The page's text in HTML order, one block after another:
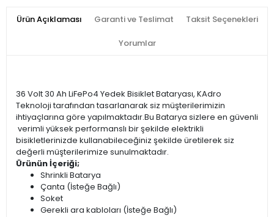
Ürün Açıklaması Garanti ve Teslimat Taksit Seçenekleri
Yorumlar
36 Volt 30 Ah LiFePo4 Yedek Bisiklet Bataryası, KAdro
Teknoloji tarafından tasarlanarak siz müşterilerimizin
ihtiyaçlarına göre yapılmaktadır.Bu Batarya sizlere en güvenli
verimli yüksek performanslı bir şekilde elektrikli
bisikletlerinizde kullanabileceğiniz şekilde üretilerek siz
değerli müşterilerimize sunulmaktadır.
Ürünün İçeriği;
Shrinkli Batarya
Çanta (İsteğe Bağlı)
Soket
Gerekli ara kabloları (İsteğe Bağlı)